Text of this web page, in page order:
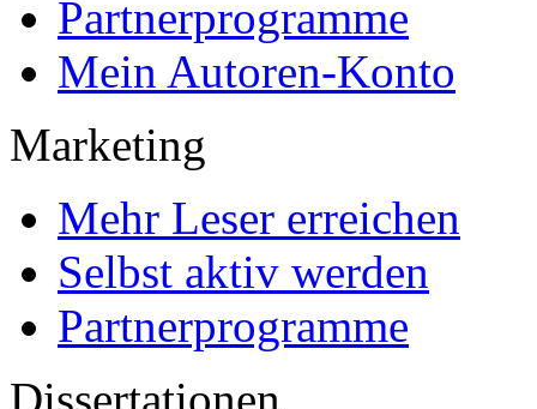
Partnerprogramme
Mein Autoren-Konto
Marketing
Mehr Leser erreichen
Selbst aktiv werden
Partnerprogramme